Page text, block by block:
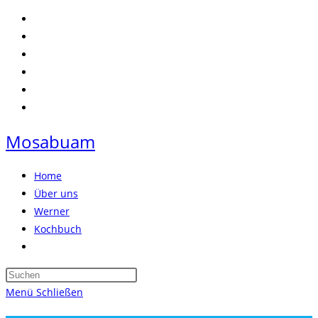
Zum
Inhalt
springen
Mosabuam
Home
Über uns
Werner
Kochbuch
umschalten
Press
Menü Schließen